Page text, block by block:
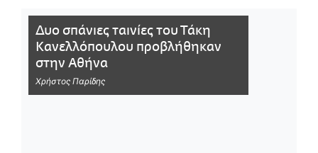
Δυο σπάνιες ταινίες του Τάκη
Κανελλόπουλου προβλήθηκαν
στην Αθήνα
Χρήστος Παρίδης